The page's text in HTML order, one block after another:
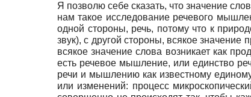
Я позволю себе сказать, что значение
нам такое исследование речевого
одной стороны, речь, потому что к
звук), с другой стороны, всякое
всякое значение слова возникает как
есть речевое мышление, или единство
речи и мышлению как известному
или изменений: процесс